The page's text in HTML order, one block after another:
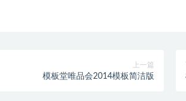
上一篇
模板堂唯品会2014模板简洁版